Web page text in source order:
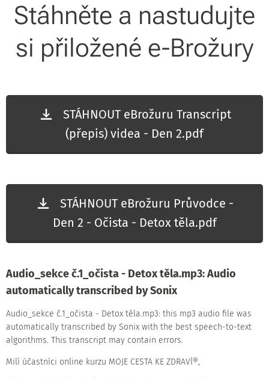
Stáhněte a nastudujte
si přiložené e-Brožury
STÁHNOUT eBrožuru Transcript
(přepis) videa - Den 2.pdf
STÁHNOUT eBrožuru Průvodce -
Den 2 - Očista - Detox těla.pdf
Audio_sekce č.1_očista - Detox těla.mp3:Audio
automatically transcribed by Sonix
Audio_sekce č.1_očista - Detox těla.mp3: this mp3 audio file was
automatically transcribed by Sonix with the best speech-to-text
algorithms. This transcript may contain errors.
Milí účastníci online kurzu MOJE CESTA KE ZDRAVÍ®,